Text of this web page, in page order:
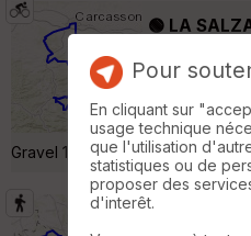
🟢 LA
Cyclotourisme
RIDESAISON
184Km - 3
Gravel 17 novembre 188 k - 9 h
2019-04-13
Pour
En cliquant sur
usage technique
que l'utilisation
statistiques ou de
proposer des
d'interêt.